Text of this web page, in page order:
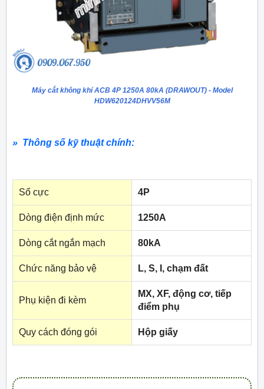
Máy cắt không khí ACB 4P 1250A 80kA (DRAWOUT) - Model
HDW620124DHVV56M
» Thông số kỹ thuật chính:
Số cực 4P
Dòng điện định mức 1250A
Dòng cắt ngắn mạch 80kA
Chức năng bảo vệ L, S, I, chạm đất
Phụ kiện đi kèm
MX, XF, động cơ, tiếp
điểm phụ
Quy cách đóng gói Hộp giấy